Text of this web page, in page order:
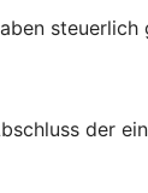
steuerlich
der